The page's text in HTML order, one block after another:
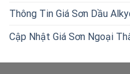
Thông Tin Giá Sơn Dầu
Cập Nhật Giá Sơn Ngoại